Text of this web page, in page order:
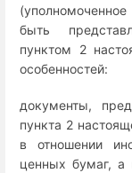
быть
пунктом 2
особенностей:
документы,
пункта 2
в отношении
ценных бумаг, а